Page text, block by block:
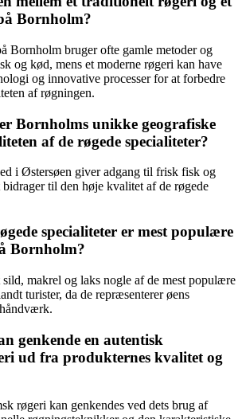
Bornholm?
Bornholm bruger ofte gamle metoder og
og kød, mens et moderne røgeri kan have
og innovative processer for at forbedre
af røgningen.
Bornholms unikke geografiske
af de røgede specialiteter?
i Østersøen giver adgang til frisk fisk og
til den høje kvalitet af de røgede
specialiteter er mest populære
Bornholm?
makrel og laks nogle af de mest populære
turister, da de repræsenterer øens
genkende en autentisk
ud fra produkternes kvalitet og
røgeri kan genkendes ved dets brug af